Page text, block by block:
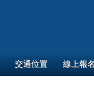
交通位置 線上報